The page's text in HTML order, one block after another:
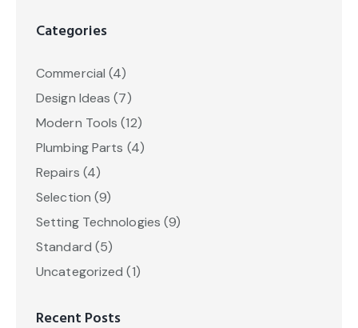
Categories
Commercial (4)
Design Ideas (7)
Modern Tools (12)
Plumbing Parts (4)
Repairs (4)
Selection (9)
Setting Technologies (9)
Standard (5)
Uncategorized (1)
Recent Posts